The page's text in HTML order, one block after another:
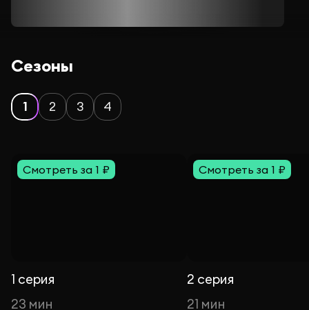
Сезоны
1 2 3 4
Смотреть за 1 ₽
1 серия
23 мин
Смотреть за 1 ₽
2 серия
21 мин